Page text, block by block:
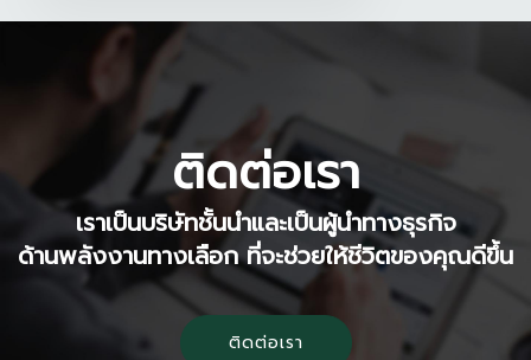
ติดต่อเรา
เราเป็นบริษัทชั้นนำและเป็นผู้นำทางธุรกิจ
ด้านพลังงานทางเลือก ที่จะช่วยให้ชีวิตของคุณดีขึ้น
ติดต่อเรา